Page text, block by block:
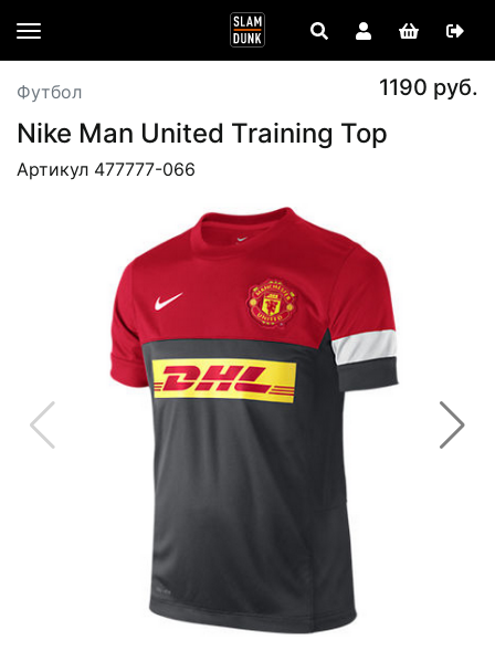
Футбол 1190 руб.
Nike Man United Training Top
Артикул 477777-066